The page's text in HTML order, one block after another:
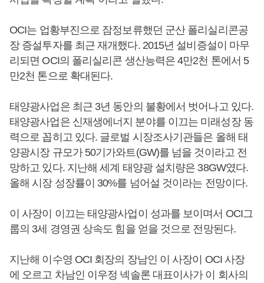
OCI는 업황부진으로 잠정보류했던 군산 폴리실리콘공
장 증설투자를 최근 재개했다. 2015년 설비증설이 마무
리되면 OCI의 폴리실리콘 생산능력은 4만2천 톤에서 5
만2천 톤으로 확대된다.
태양광사업은 최근 3년 동안의 불황에서 벗어나고 있다.
태양광사업은 신재생에너지 분야를 이끄는 미래성장 동
력으로 꼽히고 있다. 글로벌 시장조사기관들은 올해 태
양광시장 규모가 50기가와트(GW)를 넘을 것이라고 전
망하고 있다. 지난해 세계 태양광 설치량은 38GW였다.
올해 시장 성장률이 30%를 넘어설 것이라는 전망이다.
이 사장이 이끄는 태양광사업이 성과를 보이며서 OCI그
룹의 3세 경영권 상속도 힘을 얻을 것으로 전망된다.
지난해 이수영 OCI 회장의 장남인 이 사장이 OCI 사장
에 오르고 차남인 이우정 넥솔론 대표이사가 이 회사의